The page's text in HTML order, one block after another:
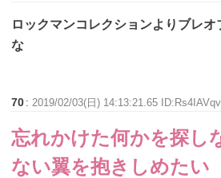
ロックマンコレクションよりブレオ
な
70 : 2019/02/03(日) 14:13:21.65
忘れかけた何かを探し
ない翼を抱きしめたい